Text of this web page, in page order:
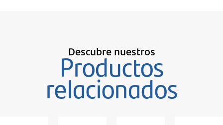
Descubre nuestros
Productos
relacionados